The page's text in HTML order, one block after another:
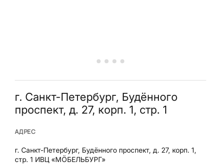
г. Санкт-Петербург, Будённого
проспект, д. 27, корп. 1, стр. 1
АДРЕС
г. Санкт-Петербург, Будённого проспект, д. 27, корп. 1,
стр. 1 ИВЦ «МÖБЕЛЬБУРГ»